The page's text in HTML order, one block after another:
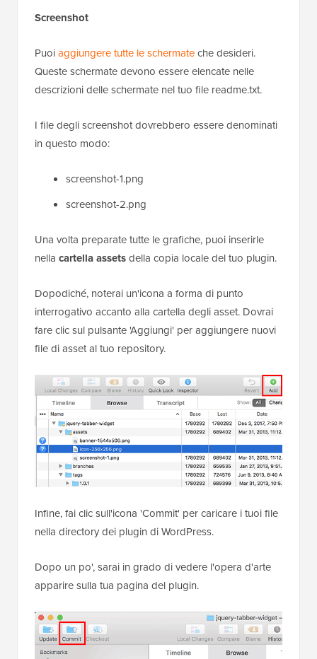
Screenshot
Puoiaggiungere tutte le schermateche desideri.
Queste schermate devono essere elencate nelle
descrizioni delle schermate nel tuo file readme.txt.
I file degli screenshot dovrebbero essere denominati
in questo modo:
screenshot-1.png
screenshot-2.png
Una volta preparate tutte le grafiche, puoi inserirle
nella cartella assetsdella copia locale del tuo plugin.
Dopodiché, noterai un'icona a forma di punto
interrogativo accanto alla cartella degli asset. Dovrai
fare clic sul pulsante 'Aggiungi' per aggiungere nuovi
file di asset al tuo repository.
Infine, fai clic sull'icona 'Commit' per caricare i tuoi file
nella directory dei plugin di WordPress.
Dopo un po', sarai in grado di vedere l'opera d'arte
apparire sulla tua pagina del plugin.